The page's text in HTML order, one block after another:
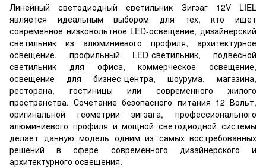
Линейный светодиодный светильник Зигзаг 12V LIEL
является идеальным выбором для тех, кто ищет
современное низковольтное LED-освещение, дизайнерский
светильник из алюминиевого профиля, архитектурное
освещение, профильный LED-светильник, подвесной
светильник для офиса, коммерческое освещение,
освещение для бизнес-центра, шоурума, магазина,
ресторана, гостиницы или современного жилого
пространства. Сочетание безопасного питания 12 Вольт,
оригинальной геометрии зигзага, профессионального
алюминиевого профиля и мощной светодиодной системы
делает данную модель одним из самых востребованных
решений в сфере современного дизайнерского и
архитектурного освещения.